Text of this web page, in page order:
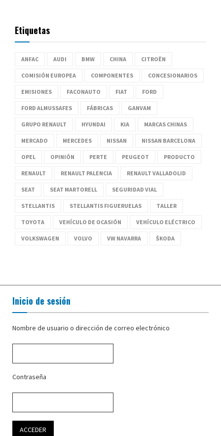
Etiquetas
ANFAC AUDI BMW CHINA CITROËN
COMISIÓN EUROPEA COMPONENTES CONCESIONARIOS
EMISIONES FACONAUTO FIAT FORD
FORD ALMUSSAFES FÁBRICAS GANVAM
GRUPO RENAULT HYUNDAI KIA MARCAS CHINAS
MERCADO MERCEDES NISSAN NISSAN BARCELONA
OPEL OPINIÓN PERTE PEUGEOT PRODUCTO
RENAULT RENAULT PALENCIA RENAULT VALLADOLID
SEAT SEAT MARTORELL SEGURIDAD VIAL
STELLANTIS STELLANTIS FIGUERUELAS TALLER
TOYOTA VEHÍCULO DE OCASIÓN VEHÍCULO ELÉCTRICO
VOLKSWAGEN VOLVO VW NAVARRA ŠKODA
Inicio de sesión
Nombre de usuario o dirección de correo electrónico
Contraseña